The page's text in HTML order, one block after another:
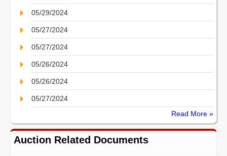
05/29/2024
05/27/2024
05/27/2024
05/26/2024
05/26/2024
05/27/2024
Read More »
Auction Related Documents